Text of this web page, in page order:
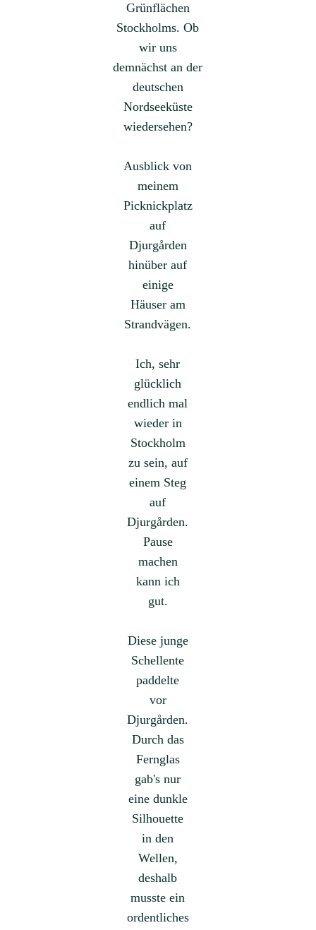
Grünflächen
Stockholms. Ob
wir uns
demnächst an der
deutschen
Nordseeküste
wiedersehen?
Ausblick von
meinem
Picknickplatz
auf
Djurgården
hinüber auf
einige
Häuser am
Strandvägen.
Ich, sehr
glücklich
endlich mal
wieder in
Stockholm
zu sein, auf
einem Steg
auf
Djurgården.
Pause
machen
kann ich
gut.
Diese junge
Schellente
paddelte
vor
Djurgården.
Durch das
Fernglas
gab's nur
eine dunkle
Silhouette
in den
Wellen,
deshalb
musste ein
ordentliches